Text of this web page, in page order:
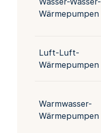
Wärmepumpen
Luft-Luft-
Wärmepumpen
Warmwasser-
Wärmepumpen